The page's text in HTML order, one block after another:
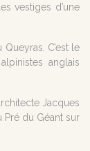
vestiges d’une
C’est le
anglais
Jacques
Pré du Géant sur